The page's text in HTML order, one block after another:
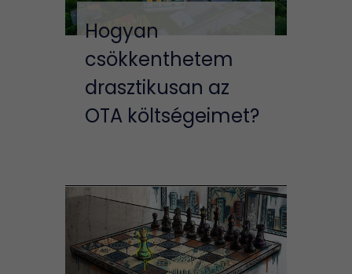
Hogyan
csökkenthetem
drasztikusan az
OTA költségeimet?